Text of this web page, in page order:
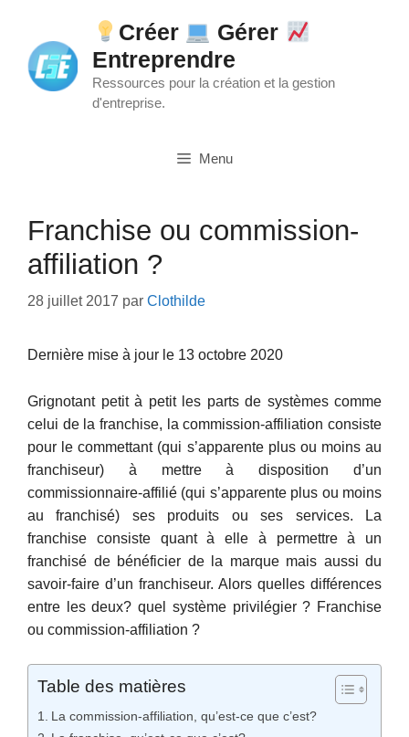
contenu
Créer
Gérer
Entreprendre
Ressources pour la création et la gestion
d'entreprise.
Menu
Franchise ou commission-
affiliation ?
28 juillet 2017 par Clothilde
Dernière mise à jour le 13 octobre 2020
Grignotant petit à petit les parts de systèmes comme
celui de la franchise, la commission-affiliation consiste
pour le commettant (qui s’apparente plus ou moins au
franchiseur) à mettre à disposition d’un
commissionnaire-affilié (qui s’apparente plus ou moins
au franchisé) ses produits ou ses services. La
franchise consiste quant à elle à permettre à un
franchisé de bénéficier de la marque mais aussi du
savoir-faire d’un franchiseur. Alors quelles différences
entre les deux? quel système privilégier ? Franchise
ou commission-affiliation ?
Table des matières
La commission-affiliation, qu’est-ce que c’est?